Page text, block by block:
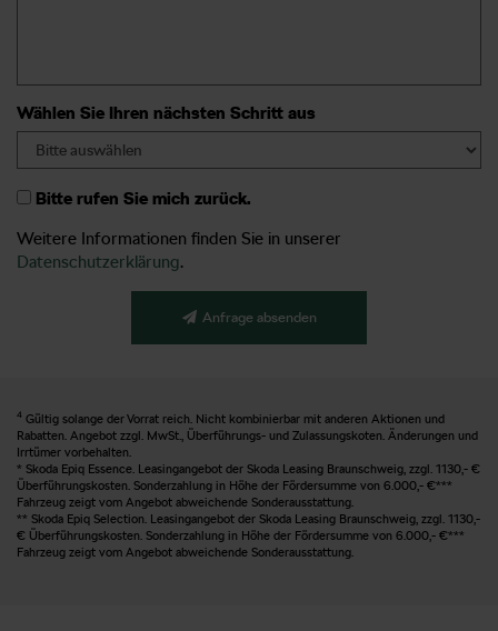
Wählen Sie Ihren nächsten Schritt aus
Bitte rufen Sie mich zurück.
Weitere Informationen finden Sie in unserer
Datenschutzerklärung.
Anfrage absenden
4 Gültig solange der Vorrat reich. Nicht kombinierbar mit anderen Aktionen und
Rabatten. Angebot zzgl. MwSt., Überführungs- und Zulassungskoten. Änderungen und
Irrtümer vorbehalten.
* Skoda Epiq Essence. Leasingangebot der Skoda Leasing Braunschweig, zzgl. 1130,- €
Überführungskosten. Sonderzahlung in Höhe der Fördersumme von 6.000,- €***
Fahrzeug zeigt vom Angebot abweichende Sonderausstattung.
** Skoda Epiq Selection. Leasingangebot der Skoda Leasing Braunschweig, zzgl. 1130,-
€ Überführungskosten. Sonderzahlung in Höhe der Fördersumme von 6.000,- €***
Fahrzeug zeigt vom Angebot abweichende Sonderausstattung.